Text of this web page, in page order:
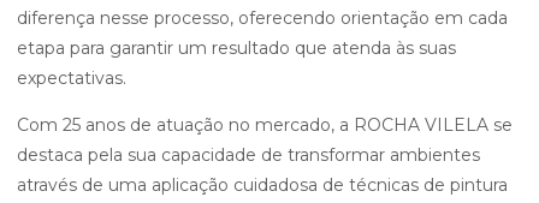
diferença nesse processo, oferecendo orientação em cada
etapa para garantir um resultado que atenda às suas
expectativas.
Com 25 anos de atuação no mercado, a ROCHA VILELA se
destaca pela sua capacidade de transformar ambientes
através de uma aplicação cuidadosa de técnicas de pintura